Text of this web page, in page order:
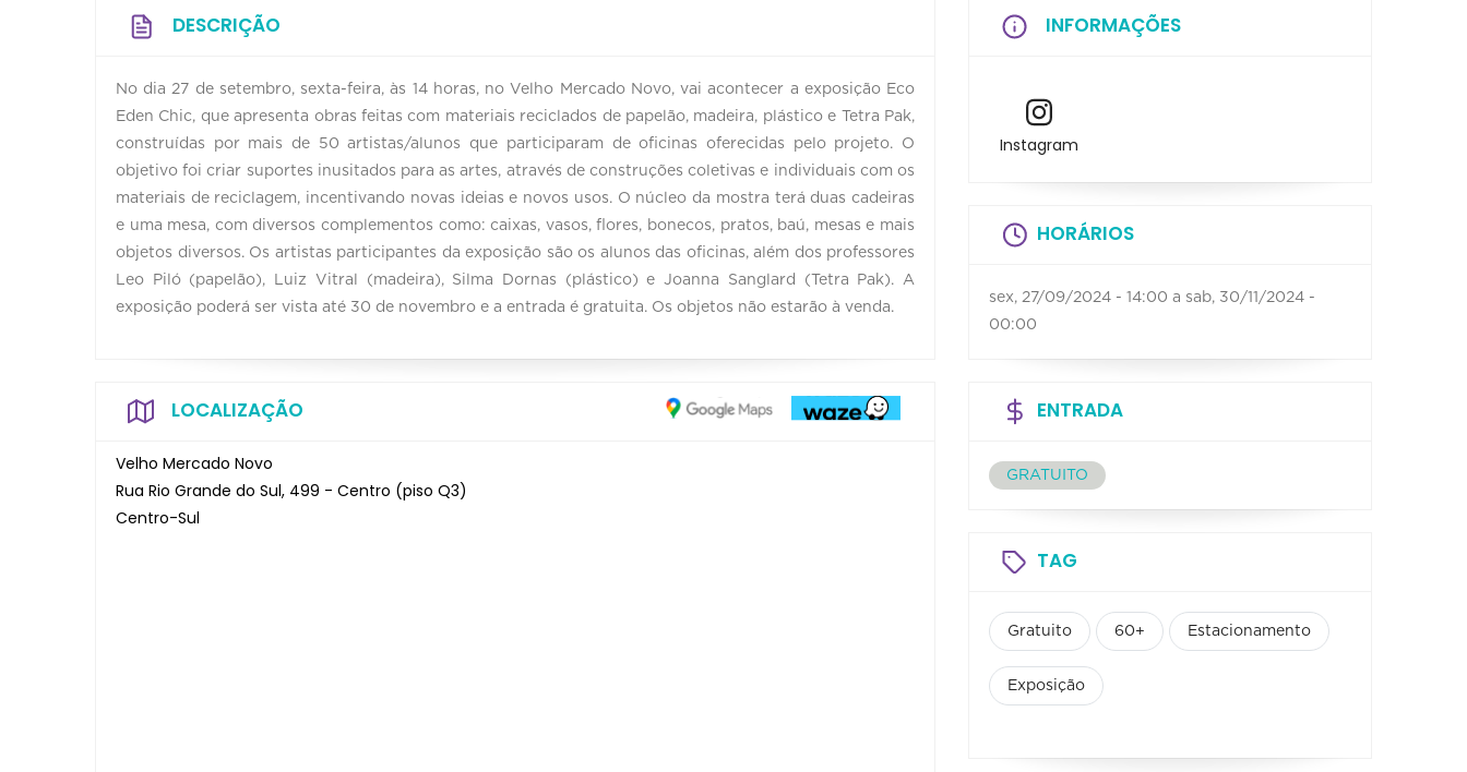
DESCRIÇÃO
No dia 27 de setembro, sexta-feira, às 14 horas, no Velho Mercado Novo, vai acontecer a exposição Eco
Eden Chic, que apresenta obras feitas com materiais reciclados de papelão, madeira, plástico e Tetra Pak,
construídas por mais de 50 artistas/alunos que participaram de oficinas oferecidas pelo projeto. O
objetivo foi criar suportes inusitados para as artes, através de construções coletivas e individuais com os
materiais de reciclagem, incentivando novas ideias e novos usos. O núcleo da mostra terá duas cadeiras
e uma mesa, com diversos complementos como: caixas, vasos, flores, bonecos, pratos, baú, mesas e mais
objetos diversos. Os artistas participantes da exposição são os alunos das oficinas, além dos professores
Leo Piló (papelão), Luiz Vitral (madeira), Silma Dornas (plástico) e Joanna Sanglard (Tetra Pak). A
exposição poderá ser vista até 30 de novembro e a entrada é gratuita. Os objetos não estarão à venda.
LOCALIZAÇÃO
Velho Mercado Novo
Rua Rio Grande do Sul, 499 - Centro (piso Q3)
Centro-Sul
INFORMAÇÕES
Instagram
HORÁRIOS
sex, 27/09/2024 - 14:00 a sab, 30/11/2024 -
00:00
ENTRADA
GRATUITO
TAG
Gratuito 60+ Estacionamento
Exposição